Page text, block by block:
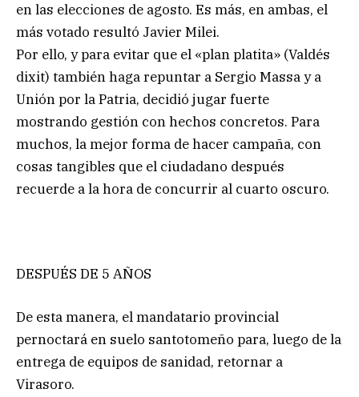
en las elecciones de agosto. Es más, en ambas, el
más votado resultó Javier Milei.
Por ello, y para evitar que el «plan platita» (Valdés
dixit) también haga repuntar a Sergio Massa y a
Unión por la Patria, decidió jugar fuerte
mostrando gestión con hechos concretos. Para
muchos, la mejor forma de hacer campaña, con
cosas tangibles que el ciudadano después
recuerde a la hora de concurrir al cuarto oscuro.
DESPUÉS DE 5 AÑOS
De esta manera, el mandatario provincial
pernoctará en suelo santotomeño para, luego de la
entrega de equipos de sanidad, retornar a
Virasoro.